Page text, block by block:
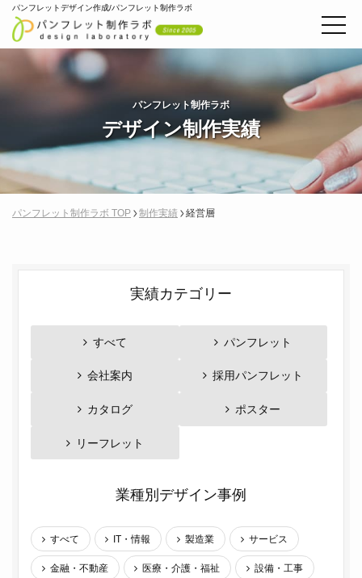
パンフレットデザイン作成/パンフレット制作ラボ
パンフレット制作ラボ
デザイン制作実績
パンフレット制作ラボ TOP 制作実績 経営層
実績カテゴリー
すべて パンフレット
会社案内 採用パンフレット
カタログ ポスター
リーフレット
業種別デザイン事例
すべて IT・情報 製造業 サービス
金融・不動産 医療・介護・福祉 設備・工事